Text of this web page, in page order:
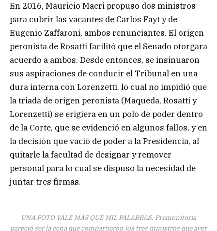
En 2016, Mauricio Macri propuso dos ministros
para cubrir las vacantes de Carlos Fayt y de
Eugenio Zaffaroni, ambos renunciantes. El origen
peronista de Rosatti facilitó que el Senado otorgara
acuerdo a ambos. Desde entonces, se insinuaron
sus aspiraciones de conducir el Tribunal en una
dura interna con Lorenzetti, lo cual no impidió que
la triada de origen peronista (Maqueda, Rosatti y
Lorenzetti) se erigiera en un polo de poder dentro
de la Corte, que se evidenció en algunos fallos, y en
la decisión que vació de poder a la Presidencia, al
quitarle la facultad de designar y remover
personal para lo cual se dispuso la necesidad de
juntar tres firmas.
UNA FOTO VALE MÁS QUE MIL PALABRAS. Premonitoria
pareció ser la cena que compartieron los tres ministros que ayer